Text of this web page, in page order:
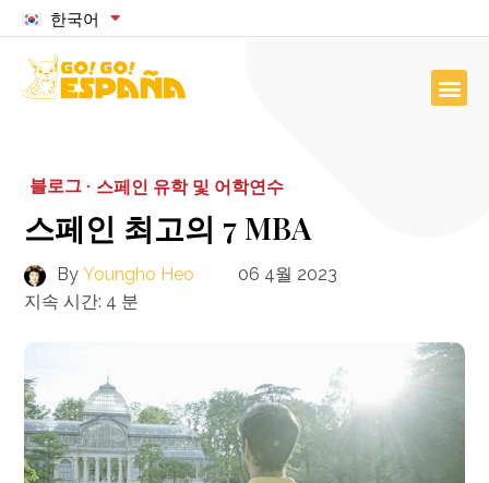
한국어
블로그 · 스페인 유학 및 어학연수
스페인 최고의 7 MBA
By Youngho Heo
06 4월 2023
지속 시간: 4 분